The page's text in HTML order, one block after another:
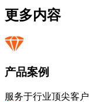
更多内容
产品案例
服务于行业顶尖客户